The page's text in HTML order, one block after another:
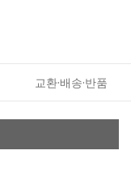
교환·배송·반품